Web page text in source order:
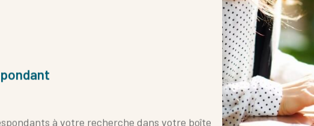
à votre recherche dans votre boîte